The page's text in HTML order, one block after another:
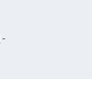
-